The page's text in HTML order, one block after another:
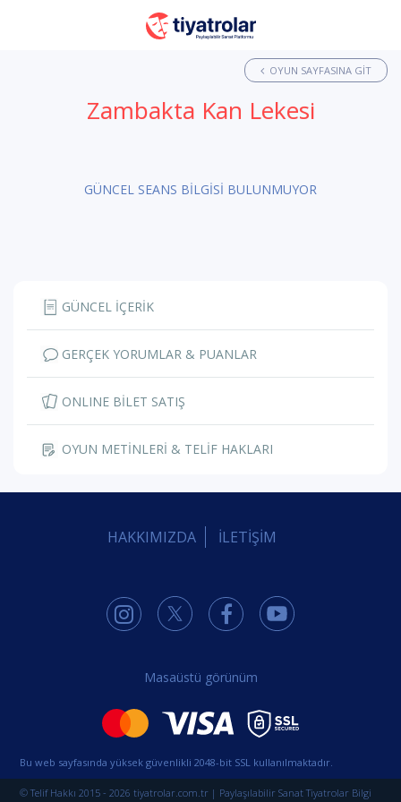
OYUN SAYFASINA GIT
Zambakta Kan Lekesi
GÜNCEL SEANS BİLGİSİ BULUNMUYOR
GÜNCEL İÇERİK
GERÇEK YORUMLAR & PUANLAR
ONLINE BİLET SATIŞ
OYUN METİNLERİ & TELİF HAKLARI
HAKKIMIZDA İLETİŞİM
Masaüstü görünüm
Bu web sayfasında yüksek güvenlikli 2048-bit SSL kullanılmaktadır.
© Telif Hakkı 2015 - 2026 tiyatrolar.com.tr | Paylaşılabilir Sanat Tiyatrolar Bilgi